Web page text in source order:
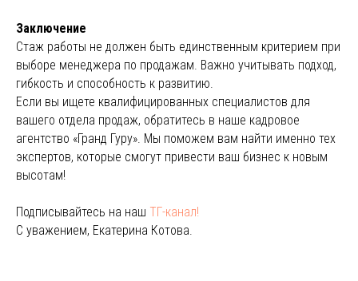
Заключение
Стаж работы не должен быть единственным критерием при
выборе менеджера по продажам. Важно учитывать подход,
гибкость и способность к развитию.
Если вы ищете квалифицированных специалистов для
вашего отдела продаж, обратитесь в наше кадровое
агентство «Гранд Гуру». Мы поможем вам найти именно тех
экспертов, которые смогут привести ваш бизнес к новым
высотам!
Подписывайтесь на наш ТГ-канал!
С уважением, Екатерина Котова.